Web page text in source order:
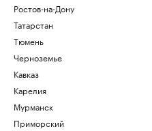
Ростов-на-Дону
Татарстан
Тюмень
Черноземье
Кавказ
Карелия
Мурманск
Приморский